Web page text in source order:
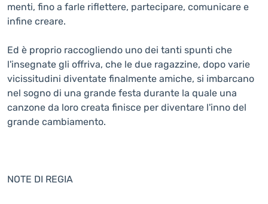
menti, fino a farle riflettere, partecipare, comunicare e
infine creare.
Ed è proprio raccogliendo uno dei tanti spunti che
l'insegnate gli offriva, che le due ragazzine, dopo varie
vicissitudini diventate finalmente amiche, si imbarcano
nel sogno di una grande festa durante la quale una
canzone da loro creata finisce per diventare l'inno del
grande cambiamento.
NOTE DI REGIA